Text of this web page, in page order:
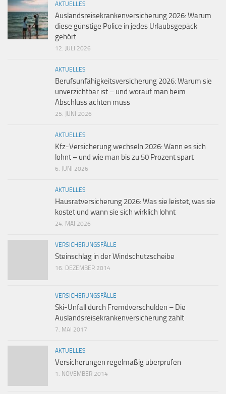
AKTUELLES
Auslandsreisekrankenversicherung 2026: Warum
diese günstige Police in jedes Urlaubsgepäck
gehört
12. JULI 2026
AKTUELLES
Berufsunfähigkeitsversicherung 2026: Warum sie
unverzichtbar ist – und worauf man beim
Abschluss achten muss
25. JUNI 2026
AKTUELLES
Kfz-Versicherung wechseln 2026: Wann es sich
lohnt – und wie man bis zu 50 Prozent spart
6. JUNI 2026
AKTUELLES
Hausratversicherung 2026: Was sie leistet, was sie
kostet und wann sie sich wirklich lohnt
24. MAI 2026
VERSICHERUNGSFÄLLE
Steinschlag in der Windschutzscheibe
16. DEZEMBER 2014
VERSICHERUNGSFÄLLE
Ski-Unfall durch Fremdverschulden – Die
Auslandsreisekrankenversicherung zahlt
7. MAI 2017
AKTUELLES
Versicherungen regelmäßig überprüfen
1. NOVEMBER 2014